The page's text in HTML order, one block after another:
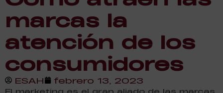
marcas la
atención de los
consumidores
ESAH febrero 13, 2023